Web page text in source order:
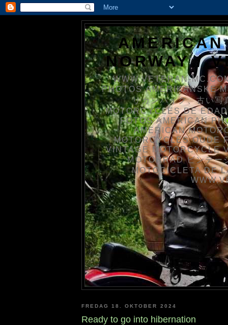
NORWAY /
WWW.VETERAN-
PHOTOS AMERIKANSKE
リカンバイク、古い
MOTORCYCLES DE
FOTOS AMERICAN
AMERICAN
MOTORCYCLES OUDE
VINTAGE MOTORCYCLE
MOTORRAD ビンテ
MOTOCICLETA DE
FREDAG 18. OKTOBER 2024
Ready to go into hibernation